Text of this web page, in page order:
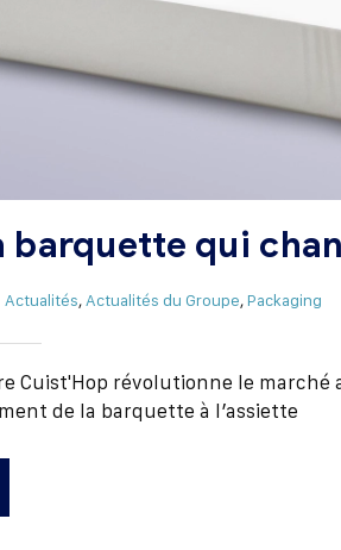
barquette qui
Actualités, Actualités du Groupe,Packaging
Cuist'Hop révolutionne le marché
de la barquette à l’assiette